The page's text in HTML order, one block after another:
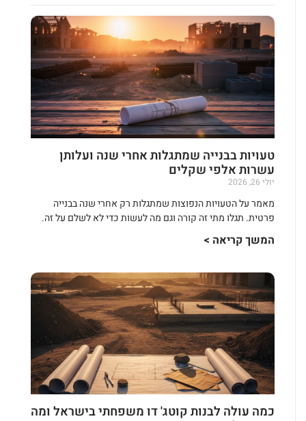
טעויות בבנייה שמתגלות אחרי שנה ועלותן
עשרות אלפי שקלים
יולי 26, 2026
מאמר על הטעויות הנפוצות שמתגלות רק אחרי שנה בבנייה
פרטית. תגלו מתי זה קורה וגם מה לעשות כדי לא לשלם על זה.
המשך קריאה >
כמה עולה לבנות קוטג' דו משפחתי בישראל ומה